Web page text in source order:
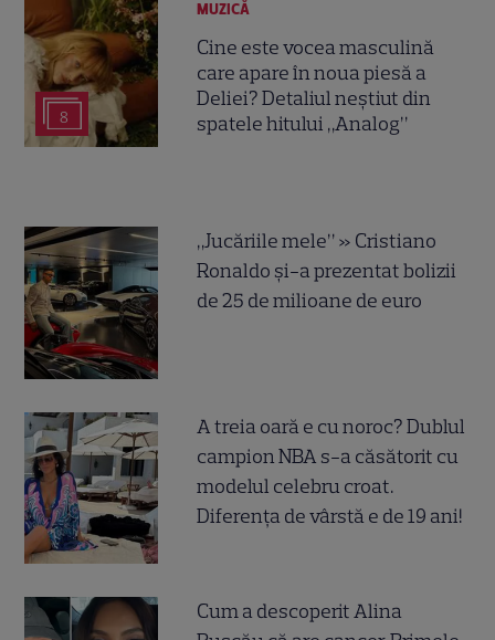
8
MUZICĂ
Cine este vocea masculină
care apare în noua piesă a
Deliei? Detaliul neștiut din
spatele hitului „Analog”
„Jucăriile mele” » Cristiano
Ronaldo și-a prezentat bolizii
de 25 de milioane de euro
A treia oară e cu noroc? Dublul
campion NBA s-a căsătorit cu
modelul celebru croat.
Diferența de vârstă e de 19 ani!
Cum a descoperit Alina